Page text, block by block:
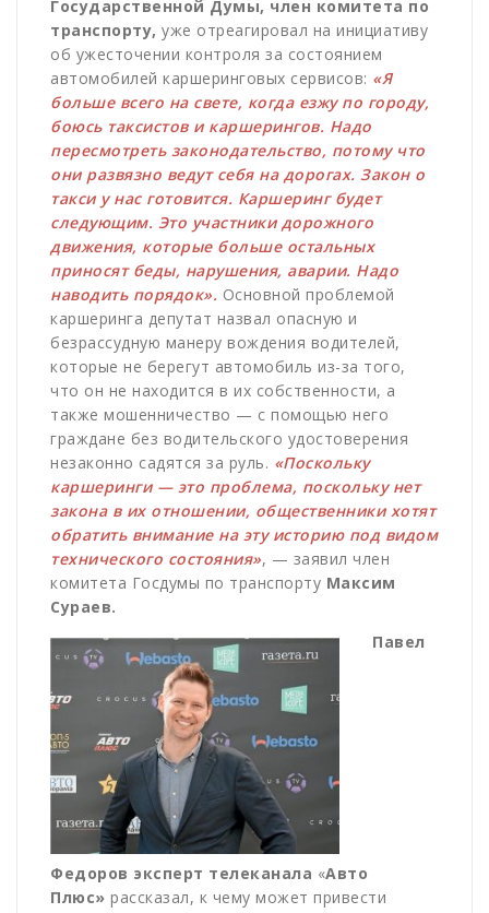
Государственной Думы, член комитета по
транспорту, уже отреагировал на инициативу
об ужесточении контроля за состоянием
автомобилей каршеринговых сервисов: «Я
больше всего на свете, когда езжу по городу,
боюсь таксистов и каршерингов. Надо
пересмотреть законодательство, потому что
они развязно ведут себя на дорогах. Закон о
такси у нас готовится. Каршеринг будет
следующим. Это участники дорожного
движения, которые больше остальных
приносят беды, нарушения, аварии. Надо
наводить порядок». Основной проблемой
каршеринга депутат назвал опасную и
безрассудную манеру вождения водителей,
которые не берегут автомобиль из-за того,
что он не находится в их собственности, а
также мошенничество — с помощью него
граждане без водительского удостоверения
незаконно садятся за руль. «Поскольку
каршеринги — это проблема, поскольку нет
закона в их отношении, общественники хотят
обратить внимание на эту историю под видом
технического состояния», — заявил член
комитета Госдумы по транспорту Максим
Сураев.
Павел
Федоров эксперт телеканала «Авто
Плюс» рассказал, к чему может привести